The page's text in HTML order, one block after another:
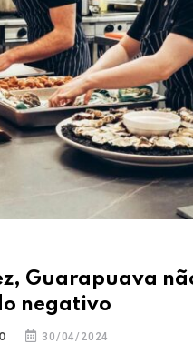
Guarapuava
negativo
30/04/2024